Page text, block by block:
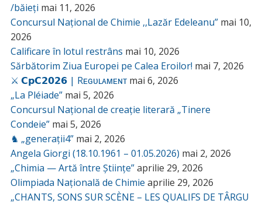
/băieți mai 11, 2026
Concursul Național de Chimie ,,Lazăr Edeleanu” mai 10,
2026
Calificare în lotul restrâns mai 10, 2026
Sărbătorim Ziua Europei pe Calea Eroilor! mai 7, 2026
⚔️ 𝗖𝗽𝗖𝟮𝟬𝟮𝟲 | Rᴇɢᴜʟᴀᴍᴇɴᴛ mai 6, 2026
„La Pléiade” mai 5, 2026
Concursul Național de creație literară „Tinere
Condeie” mai 5, 2026
♞ „generații4” mai 2, 2026
Angela Giorgi (18.10.1961 – 01.05.2026) mai 2, 2026
„Chimia — Artă între Științe”aprilie 29, 2026
Olimpiada Națională de Chimie aprilie 29, 2026
„CHANTS, SONS SUR SCÈNE – LES QUALIFS DE TÂRGU